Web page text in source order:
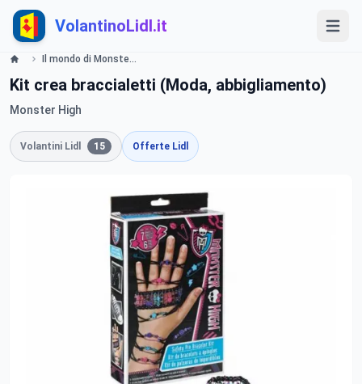
VolantinoLidl.it
Il mondo di Monster High valide dal 18 dicembre 2014 - Offerte Lidl, volantino Lidl
Kit crea braccialetti (Moda, abbigliamento)
Monster High
Volantini Lidl 15 Offerte Lidl